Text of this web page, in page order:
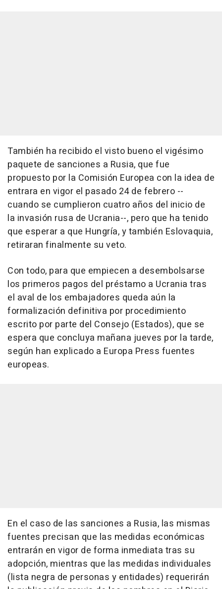
También ha recibido el visto bueno el vigésimo
paquete de sanciones a Rusia, que fue
propuesto por la Comisión Europea con la idea de
entrara en vigor el pasado 24 de febrero --
cuando se cumplieron cuatro años del inicio de
la invasión rusa de Ucrania--, pero que ha tenido
que esperar a que Hungría, y también Eslovaquia,
retiraran finalmente su veto.
Con todo, para que empiecen a desembolsarse
los primeros pagos del préstamo a Ucrania tras
el aval de los embajadores queda aún la
formalización definitiva por procedimiento
escrito por parte del Consejo (Estados), que se
espera que concluya mañana jueves por la tarde,
según han explicado a Europa Press fuentes
europeas.
En el caso de las sanciones a Rusia, las mismas
fuentes precisan que las medidas económicas
entrarán en vigor de forma inmediata tras su
adopción, mientras que las medidas individuales
(lista negra de personas y entidades) requerirán